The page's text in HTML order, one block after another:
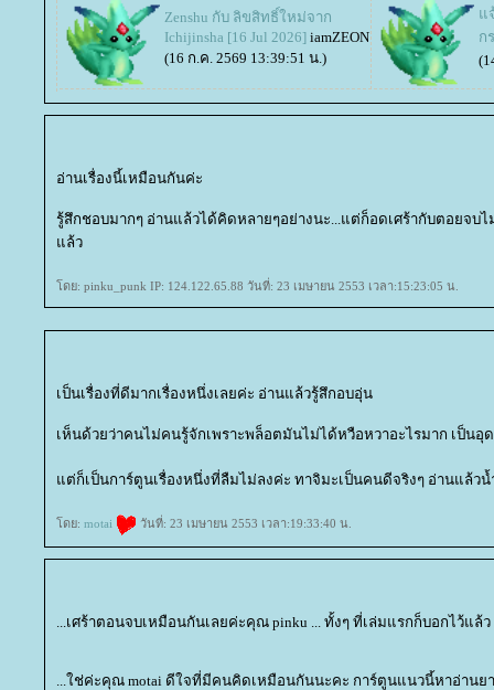
Zenshu กับ ลิขสิทธิ์ใหม่จาก
Ichijinsha [16 Jul 2026] iamZEON
(16 ก.ค. 2569 13:39:51 น.)
จ้
ก
อ่านเรื่องนี้เหมือนกันค่ะ
รู้สึกชอบมากๆ อ่านแล้วได้คิดหลายๆอย่างนะ...แต่ก็อดเศร้ากับตอยจบไ
ล้ว
ดย: pinku_punk IP: 124.122.65.88 วันที่: 23 เมษายน 2553 เวลา:15:23:05 น.
เป็นเรื่องที่ดีมากเรื่องหนึ่งเลยค่ะ อ่านแล้วรู้สึกอบอุ่น
เห็นด้วยว่าคนไม่คนรู้จักเพราะพล็อตมันไม่ได้หวือหวาอะไรมาก เป็นอุ
ต่ก็เป็นการ์ตูนเรื่องหนึ่งที่ลืมไม่ลงค่ะ ทาจิมะเป็นคนดีจริงๆ อ่านแล้ว
ดย: motai วันที่: 23 เมษายน 2553 เวลา:19:33:40 น.
...เศร้าตอนจบเหมือนกันเลยค่ะคุณ pinku ... ทั้งๆ ที่เล่มแรกก็บอกไว้แล้
...ใช่ค่ะคุณ motai ดีใจที่มีคนคิดเหมือนกันนะคะ การ์ตูนแนวนี้หาอ่านย